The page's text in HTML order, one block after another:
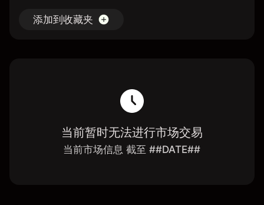
添加到收藏夹
当前暂时无法进行市场交易
当前市场信息 截至 ##DATE##